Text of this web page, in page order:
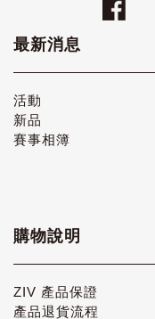
最新消息
活動
新品
賽事相簿
購物說明
ZIV 產品保證
產品退貨流程